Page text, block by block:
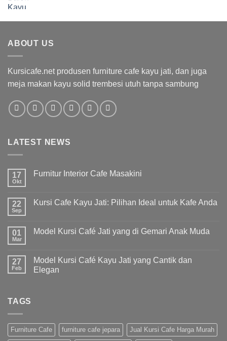
ABOUT US
Kursicafe.net produsen furniture cafe kayu jati, dan juga
meja makan kayu solid trembesi utuh tanpa sambung
LATEST NEWS
17
Okt
Furnitur Interior Cafe Masakini
22
Sep
Kursi Cafe Kayu Jati: Pilihan Ideal untuk Kafe Anda
01
Mar
Model Kursi Café Jati yang di Gemari Anak Muda
27
Feb
Model Kursi Café Kayu Jati yang Cantik dan
Elegan
TAGS
Furniture Cafe furniture cafe jepara Jual Kursi Cafe Harga Murah